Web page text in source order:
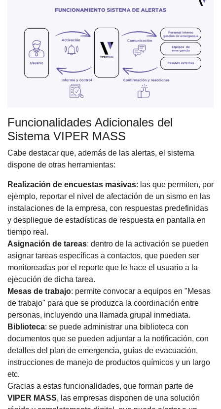
Funcionalidades Adicionales del
Sistema VIPER MASS
Cabe destacar que, además de las alertas, el sistema
dispone de otras herramientas:
Realización de encuestas masivas: las que permiten, por
ejemplo, reportar el nivel de afectación de un sismo en las
instalaciones de la empresa, con respuestas predefinidas
y despliegue de estadísticas de respuesta en pantalla en
tiempo real.
Asignación de tareas: dentro de la activación se pueden
asignar tareas específicas a contactos, que pueden ser
monitoreadas por el reporte que le hace el usuario a la
ejecución de dicha tarea.
Mesas de trabajo: permite convocar a equipos en "Mesas
de trabajo" para que se produzca la coordinación entre
personas, incluyendo una llamada grupal inmediata.
Biblioteca: se puede administrar una biblioteca con
documentos que se pueden adjuntar a la notificación, con
detalles del plan de emergencia, guías de evacuación,
instrucciones de manejo de productos químicos y un largo
etc.
Gracias a estas funcionalidades, que forman parte de
VIPER MASS, las empresas disponen de una solución